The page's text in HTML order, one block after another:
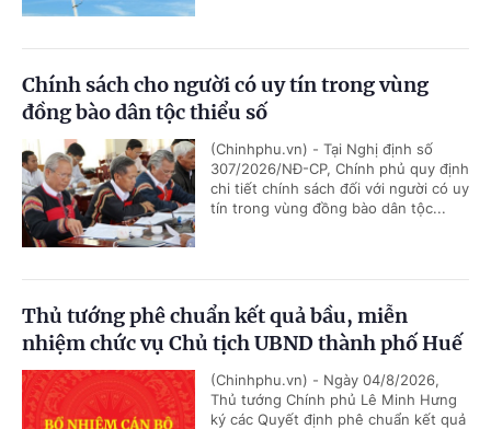
Chính sách cho người có uy tín trong vùng
đồng bào dân tộc thiểu số
(Chinhphu.vn) - Tại Nghị định số
307/2026/NĐ-CP, Chính phủ quy định
chi tiết chính sách đối với người có uy
tín trong vùng đồng bào dân tộc...
Thủ tướng phê chuẩn kết quả bầu, miễn
nhiệm chức vụ Chủ tịch UBND thành phố Huế
(Chinhphu.vn) - Ngày 04/8/2026,
Thủ tướng Chính phủ Lê Minh Hưng
ký các Quyết định phê chuẩn kết quả